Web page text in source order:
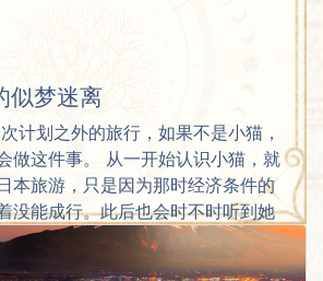
似梦迷离
计划之外的旅行，如果不是小猫，
做这件事。 从一开始认识小猫，就
本旅游，只是因为那时经济条件的
没能成行。此后也会时不时听到她